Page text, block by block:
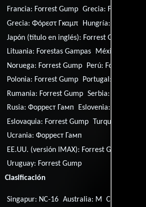
Francia: Forrest Gump Grecia: Forrest
Grecia:Φόρεστ Γκαμπ Hungría:
Japón (título en inglés): Forrest Gump
Lituania: Forestas Gampas México:
Noruega: Forrest Gump Perú: Forrest Gump
Polonia: Forrest Gump Portugal:
Rumania: Forrest Gump Serbia:
Rusia:Форрест Гамп Eslovenia:
Eslovaquia: Forrest Gump Turquía (Título
Ucrania:Форрест Гамп
EE.UU. (versión IMAX): Forrest Gump: The
Uruguay: Forrest Gump
Clasificación
Singapur: NC-16 Australia: M Canadá: PG